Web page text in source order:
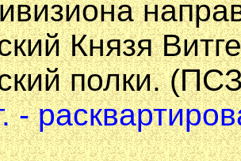
Князя
полки.
-